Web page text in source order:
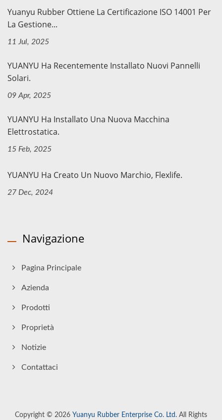
Yuanyu Rubber Ottiene La Certificazione ISO 14001 Per
La Gestione...
11 Jul, 2025
YUANYU Ha Recentemente Installato Nuovi Pannelli
Solari.
09 Apr, 2025
YUANYU Ha Installato Una Nuova Macchina
Elettrostatica.
15 Feb, 2025
YUANYU Ha Creato Un Nuovo Marchio, Flexlife.
27 Dec, 2024
Navigazione
Pagina Principale
Azienda
Prodotti
Proprietà
Notizie
Contattaci
Copyright © 2026 Yuanyu Rubber Enterprise Co. Ltd. All Rights